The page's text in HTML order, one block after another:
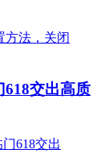
618交出高质